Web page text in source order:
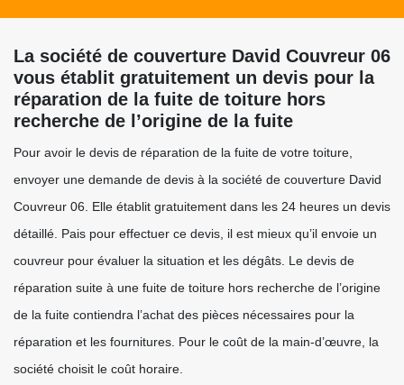
La société de couverture David Couvreur 06
vous établit gratuitement un devis pour la
réparation de la fuite de toiture hors
recherche de l’origine de la fuite
Pour avoir le devis de réparation de la fuite de votre toiture,
envoyer une demande de devis à la société de couverture David
Couvreur 06. Elle établit gratuitement dans les 24 heures un devis
détaillé. Pais pour effectuer ce devis, il est mieux qu’il envoie un
couvreur pour évaluer la situation et les dégâts. Le devis de
réparation suite à une fuite de toiture hors recherche de l’origine
de la fuite contiendra l’achat des pièces nécessaires pour la
réparation et les fournitures. Pour le coût de la main-d’œuvre, la
société choisit le coût horaire.